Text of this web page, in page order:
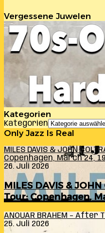
Vergessene Juwelen
Kategorien
Kategorien
Only Jazz Is Real
MILES DAVIS & JOHN
Copenhagen, March 24,
26. Juli 2026
MILES DAVIS &
Tour: Copenhagen,
ANOUAR BRAHEM – After
25. Juli 2026